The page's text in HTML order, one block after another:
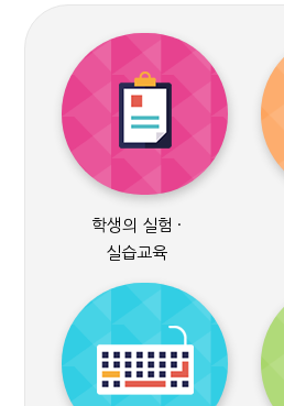
학생의 실험 ·
실습교육